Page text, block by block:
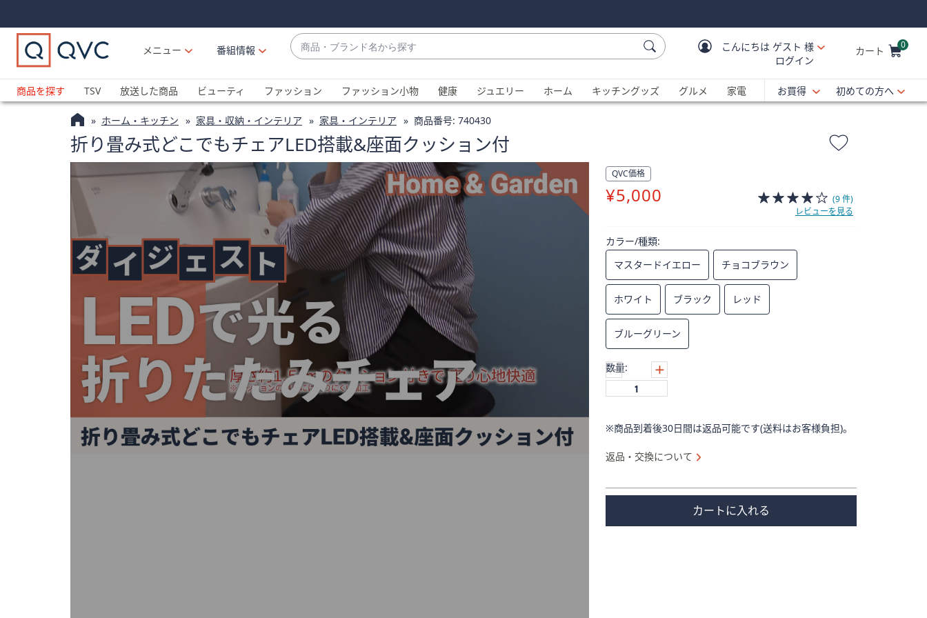
Links
Links2
メニュー
番組情報
商
品・
ラ
ン
ド
名
ら
探
す
補
が
利
可
能
な
場
合、
上
下
の
印
キ
ー
ま
た
は
タ
ッ
チ
デ
こんにちは ゲスト 様
ログイン
カート 0
商品を探す
TSV 放送した商品 ビューティ ファッション ファッション小物 健康 ジュエリー ホーム キッチングッズ グルメ 家電 お買得 初めての方へ
ホーム・キッチン 家具・収納・インテリア 家具・インテリア 商品番号: 740430
折り畳み式どこでもチェアLED搭載&座面クッション付
QVC価格
削
¥5,000
(9 件)
レビューを見る
カラー/種類:
マスタードイエロー
チョコブラウン
ホワイト ブラック レッド
ブルーグリーン
数量:
※商品到着後30日間は返品可能です(送料はお客様負担)。
返品・交換について
カートに入れる